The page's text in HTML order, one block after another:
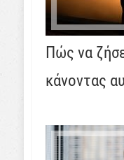
Πώς να
κάνοντας